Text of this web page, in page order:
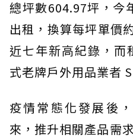
總坪數604.97坪，今
出租，換算每坪單價
近七年新高紀錄，而
式老牌戶外用品業者
疫情常態化發展後
來，推升相關產品需